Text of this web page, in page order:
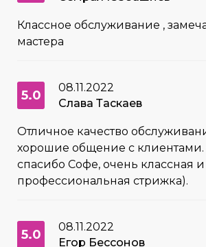
Классное обслуживание ,
мастера
5.0
08.11.2022
Слава Таскаев
Отличное качество
хорошие общение с клиентами.
спасибо Софе, очень классная и
профессиональная стрижка).
5.0
08.11.2022
Егор Бессонов